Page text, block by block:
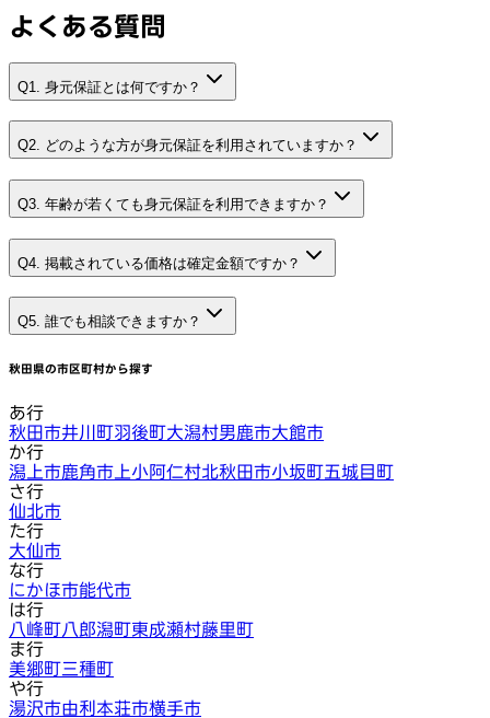
よくある質問
Q1. 身元保証とは何ですか？
Q2. どのような方が身元保証を利用されていますか？
Q3. 年齢が若くても身元保証を利用できますか？
Q4. 掲載されている価格は確定金額ですか？
Q5. 誰でも相談できますか？
秋田県の市区町村から探す
あ行
秋田市井川町羽後町大潟村男鹿市大館市
か行
潟上市鹿角市 上小阿仁村北秋田市小坂町五城目町
さ行
仙北市
た行
大仙市
な行
にかほ市能代市
は行
八峰町八郎潟町東成瀬村藤里町
ま行
美郷町三種町
や行
湯沢市由利本荘市横手市